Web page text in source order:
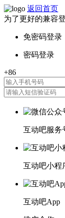
返回首页
为了更好的兼容
互动吧服务
互动吧小程
互动吧App